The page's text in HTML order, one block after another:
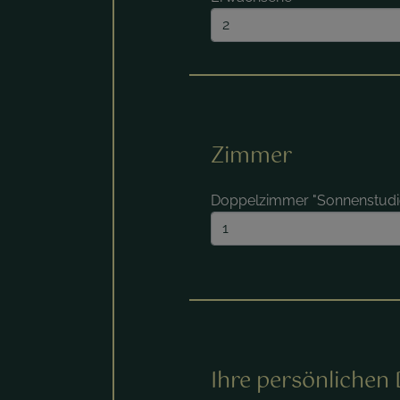
Zimmer
Doppelzimmer
Ihre persönlichen